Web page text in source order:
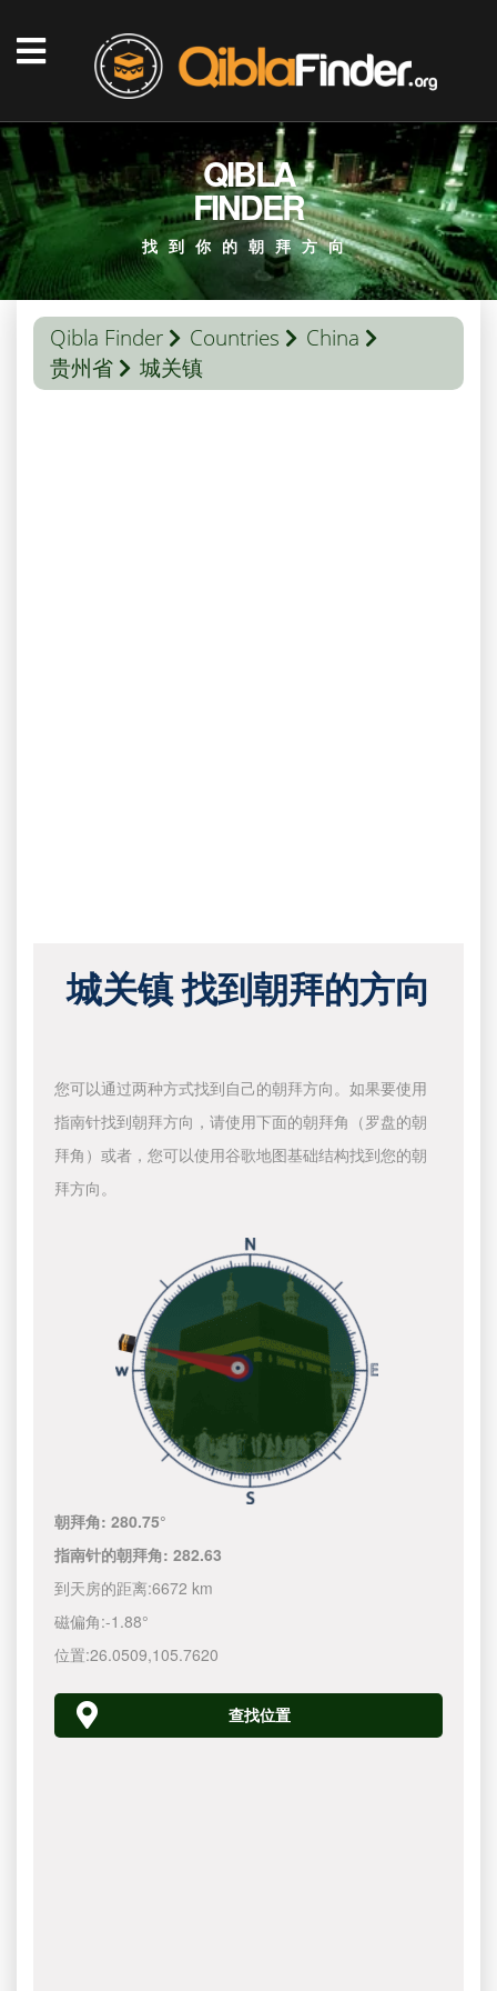
QIBLA
FINDER
找到你的朝拜方向
Qibla Finder Countries
China
贵州省
城关镇
城关镇 找到朝拜的方向
您可以通过两种方式找到自己的朝拜方向。如果要使用
指南针找到朝拜方向，请使用下面的朝拜角（罗盘的朝
拜角）或者，您可以使用谷歌地图基础结构找到您的朝
拜方向。
朝拜角:280.75°
指南针的朝拜角:282.63
到天房的距离:6672 km
磁偏角:-1.88°
位置:26.0509,105.7620
查找位置